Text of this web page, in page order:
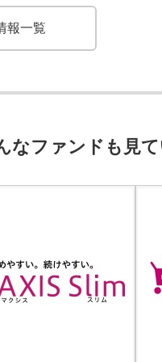
報一覧
なファンドも見